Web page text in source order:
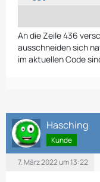
An die Zeile 436
ausschneiden sich
im aktuellen Code
Hasching
Kunde
7. März 2022 um 13:22